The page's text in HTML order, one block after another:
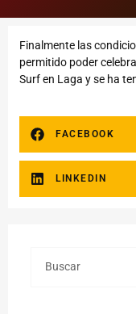
Finalmente las
permitido poder
Surf en Laga y se ha
FACEBOOK
LINKEDIN